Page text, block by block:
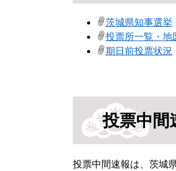
茨城県知事選挙
投票所一覧・地
期日前投票状況
投票中間
投票中間速報は、茨城